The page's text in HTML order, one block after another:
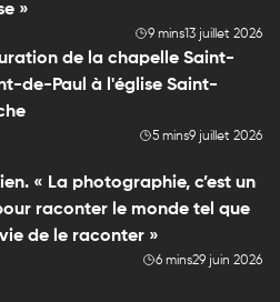
»
9 mins13 juillet 2026
de la chapelle Saint-
de-Paul à l'église Saint-
5 mins9 juillet 2026
« La photographie, c’est un
raconter le monde tel que
de le raconter »
6 mins29 juin 2026